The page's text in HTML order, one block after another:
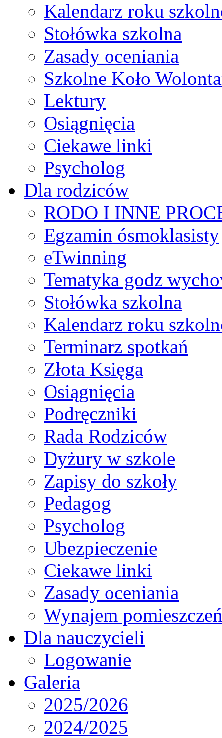
Kalendarz roku
Stołówka szkolna
Zasady oceniania
Szkolne Koło
Lektury
Osiągnięcia
Ciekawe linki
Psycholog
Dla rodziców
RODO I INNE
Egzamin ósmoklasisty
eTwinning
Tematyka godz
Stołówka szkolna
Kalendarz roku
Terminarz spotkań
Złota Księga
Osiągnięcia
Podręczniki
Rada Rodziców
Dyżury w szkole
Zapisy do szkoły
Pedagog
Psycholog
Ubezpieczenie
Ciekawe linki
Zasady oceniania
Wynajem pomieszczeń
Dla nauczycieli
Logowanie
Galeria
2025/2026
2024/2025